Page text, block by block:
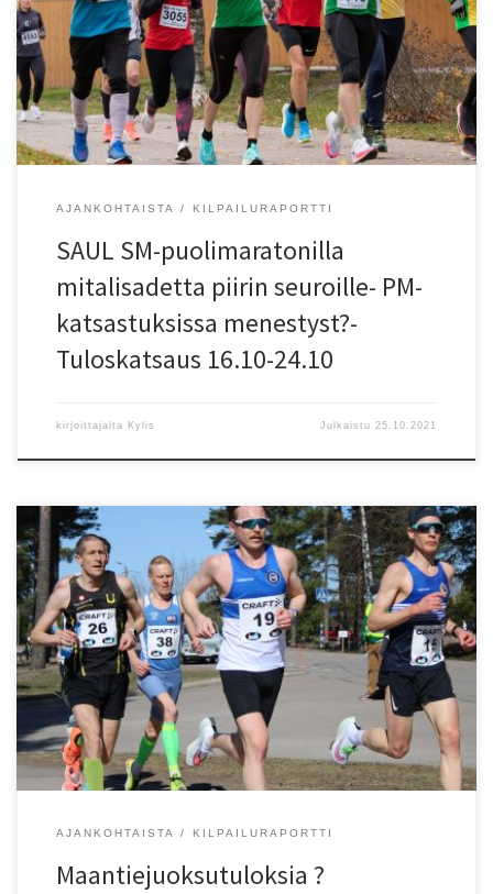
vuotiaat, HKV:n Matleena Livson 50-vuotiaat, KU-58:n Laura
Manninen 45-vuotiaat, Runners Clubin Virpi G??s 40-vuotiaat ja KU-
58:n Julia Venesmaa 35-vuotiaat. Mannisen voittoaika 1.15.47 on
vuositilaston nelosaika. SAUL:n kisoissa kilpaillaan myös
joukkuekilpailuissa […]
AJANKOHTAISTA KILPAILURAPORTTI
SAUL SM-puolimaratonilla
mitalisadetta piirin seuroille- PM-
katsastuksissa menestyst?-
Tuloskatsaus 16.10-24.10
kirjoittajalta Kylis Julkaistu 25.10.2021
16.10. Kankaanpää, 16. Kankaanpään maraton: M
Puolimaraton/Halfmarathon 6) Antti Mattila (-75) HelsJuo 1.21.45. M
Maraton/Marathon 13) Pekka Kokko (-79) (Helsinki) 3.08.38. N 10 km
tiejuoksu/RR 2) Anu Pitk?nen (-79) HelsJuo 43.30. N
Puolimaraton/Halfmarathon 2) Tiina Kauppila (-63) HelsJuo 1.43.07.
N Maraton/Marathon 2) Heidi Mattila (-93) TriSuomi 3.26.28, 4) P?ivi
Vierula? […]
AJANKOHTAISTA KILPAILURAPORTTI
Maantiejuoksutuloksia ?